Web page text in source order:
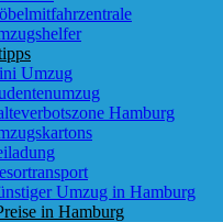
Umzug
Hamburg
Umzug in Hamburg
in Hamburg